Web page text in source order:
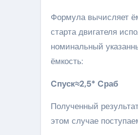
Формула вычисляет
старта двигателя
номинальный
ёмкость:
Cпуск≈2,5* Cраб
Полученный
этом случае